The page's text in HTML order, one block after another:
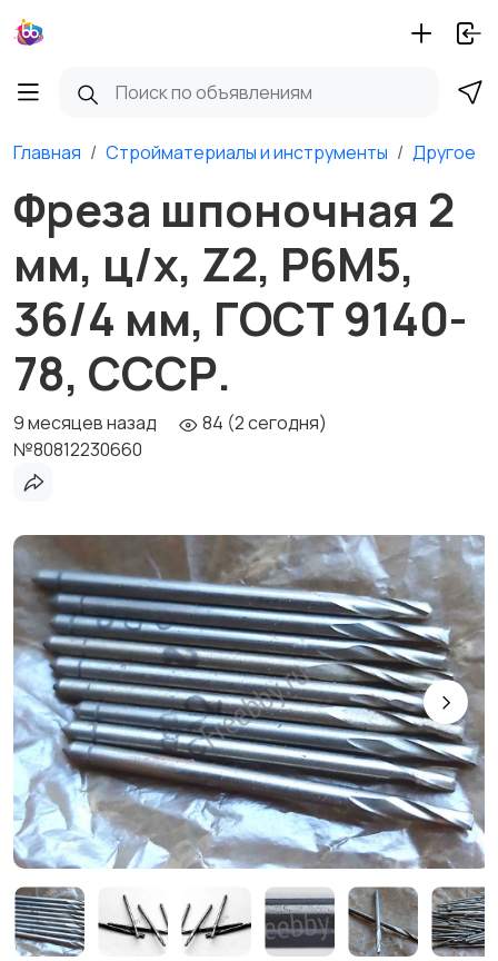
Главная Стройматериалы и инструменты Другое
Фреза шпоночная 2
мм, ц/х, Z2, Р6М5,
36/4 мм, ГОСТ 9140-
78, СССР.
9 месяцев назад
84 (2 сегодня)
№80812230660